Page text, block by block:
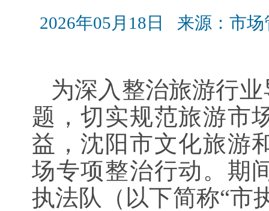
2026年05月18日 来源：市场
为深入整治旅游行
题，切实规范旅游市
益，沈阳市文化旅游
场专项整治行动。期
执法队（以下简称“市